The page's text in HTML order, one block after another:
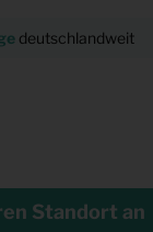
deutschlandweit
Standort an